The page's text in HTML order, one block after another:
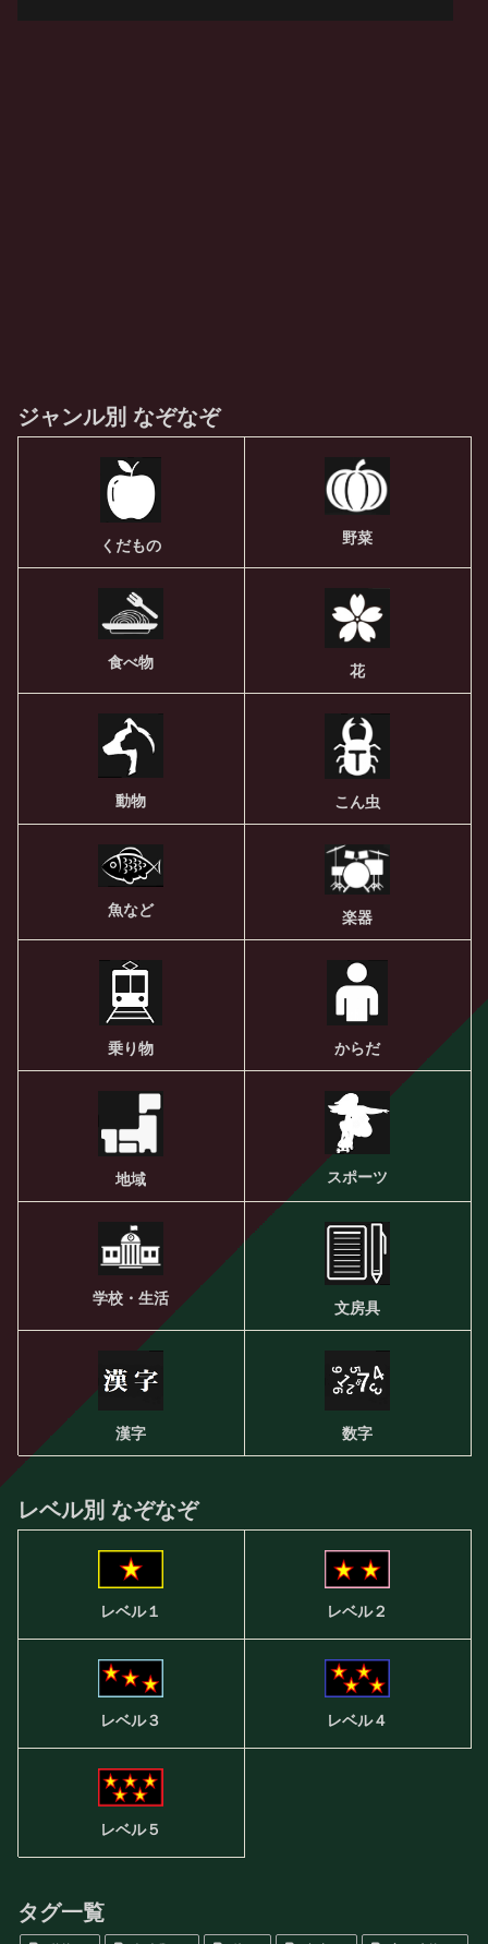
ジャンル別 なぞなぞ
くだもの 野菜
食べ物 花
動物 こん虫
魚など 楽器
乗り物 からだ
地域 スポーツ
学校・生活
文房具
漢字 数字
レベル別 なぞなぞ
レベル１ レベル２
レベル３ レベル４
レベル５
タグ一覧